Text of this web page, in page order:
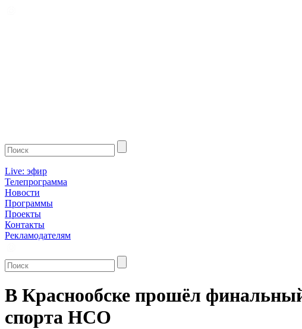
Live: эфир
Телепрограмма
Новости
Программы
Проекты
Контакты
Рекламодателям
В Краснообске прошёл
спорта НСО